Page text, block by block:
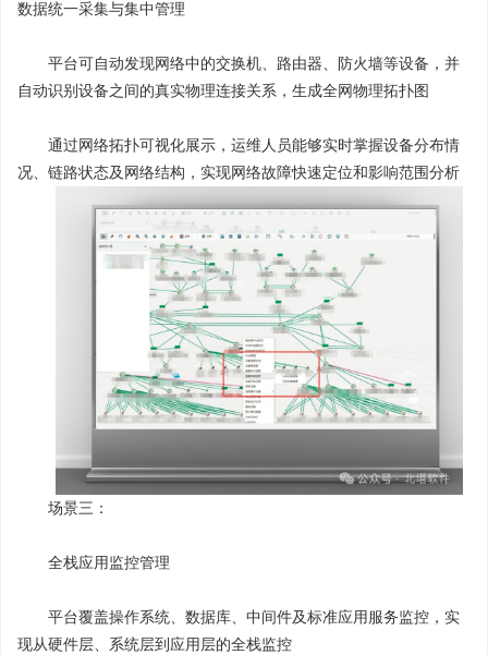
数据统一采集与集中管理
平台可自动发现网络中的交换机、路由器、防火墙等设备，并
自动识别设备之间的真实物理连接关系，生成全网物理拓扑图
通过网络拓扑可视化展示，运维人员能够实时掌握设备分布情
况、链路状态及网络结构，实现网络故障快速定位和影响范围分析
场景三：
全栈应用监控管理
平台覆盖操作系统、数据库、中间件及标准应用服务监控，实
现从硬件层、系统层到应用层的全栈监控